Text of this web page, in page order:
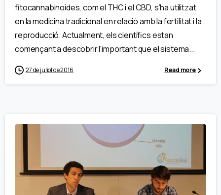
fitocannabinoides, com el THC i el CBD, s’ha utilitzat
en la medicina tradicional en relació amb la fertilitat i la
reproducció. Actualment, els científics estan
començant a descobrir l’important que el sistema...
27 de juliol de 2016 Read more